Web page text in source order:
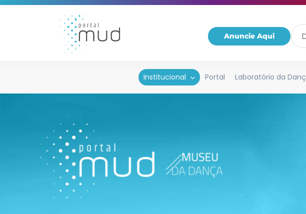
Anuncie Aqui
Institucional Portal Laboratório da